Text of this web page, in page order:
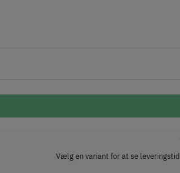
Vælg en variant for at se leveringstid